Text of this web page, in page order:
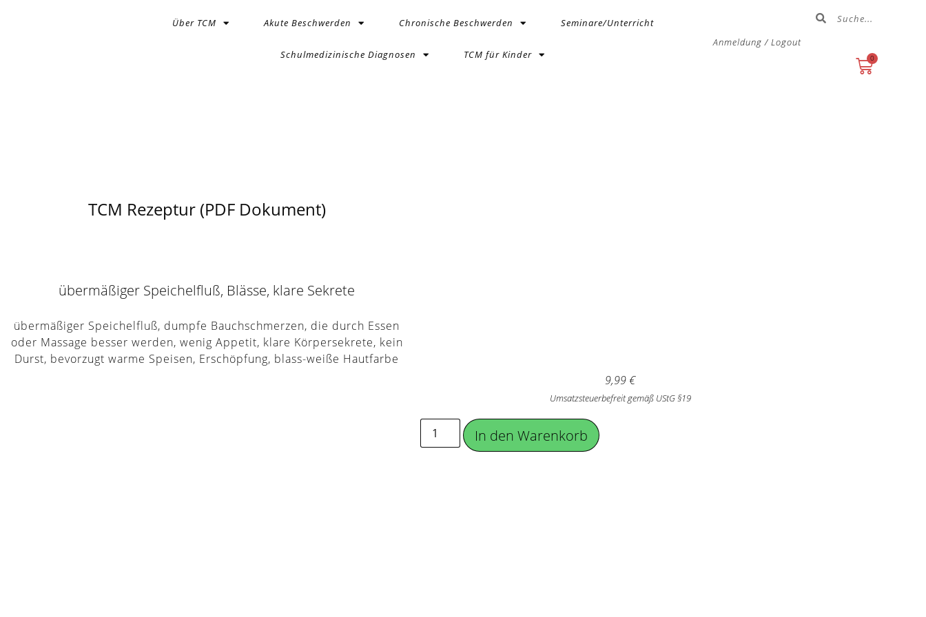
Über TCM Akute Beschwerden Chronische Beschwerden Seminare/Unterricht
Schulmedizinische Diagnosen TCM für Kinder
Anmeldung / Logout
0
TCM Rezeptur (PDF Dokument)
übermäßiger Speichelfluß, Blässe, klare Sekrete
übermäßiger Speichelfluß, dumpfe Bauchschmerzen, die durch Essen
oder Massage besser werden, wenig Appetit, klare Körpersekrete, kein
Durst, bevorzugt warme Speisen, Erschöpfung, blass-weiße Hautfarbe
9,99€
Umsatzsteuerbefreit gemäß UStG §19
In den Warenkorb